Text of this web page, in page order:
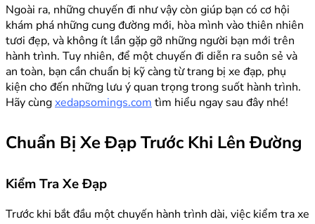
Ngoài ra, những chuyến đi như vậy còn giúp bạn có cơ hội
khám phá những cung đường mới, hòa mình vào thiên nhiên
tươi đẹp, và không ít lần gặp gỡ những người bạn mới trên
hành trình. Tuy nhiên, để một chuyến đi diễn ra suôn sẻ và
an toàn, bạn cần chuẩn bị kỹ càng từ trang bị xe đạp, phụ
kiện cho đến những lưu ý quan trọng trong suốt hành trình.
Hãy cùngxedapsomings.comtìm hiểu ngay sau đây nhé!
Chuẩn Bị Xe Đạp Trước Khi Lên Đường
Kiểm Tra Xe Đạp
Trước khi bắt đầu một chuyến hành trình dài, việc kiểm tra xe